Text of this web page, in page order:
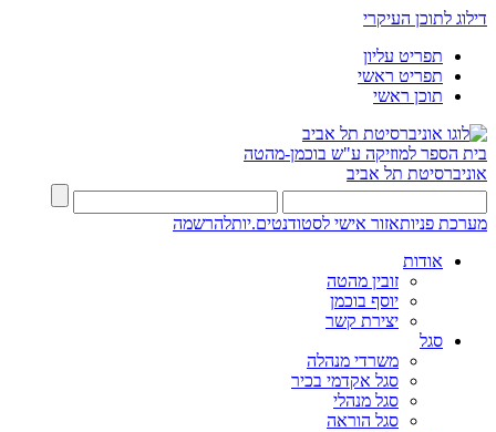
דילוג לתוכן העיקרי
תפריט עליון
תפריט ראשי
תוכן ראשי
בית הספר למוזיקה ע"ש בוכמן-מהטה
אוניברסיטת תל אביב
מערכת פניותאזור אישי לסטודנטים.יותלהרשמה
אודות
זובין מהטה
יוסף בוכמן
יצירת קשר
סגל
משרדי מנהלה
סגל אקדמי בכיר
סגל מנהלי
סגל הוראה